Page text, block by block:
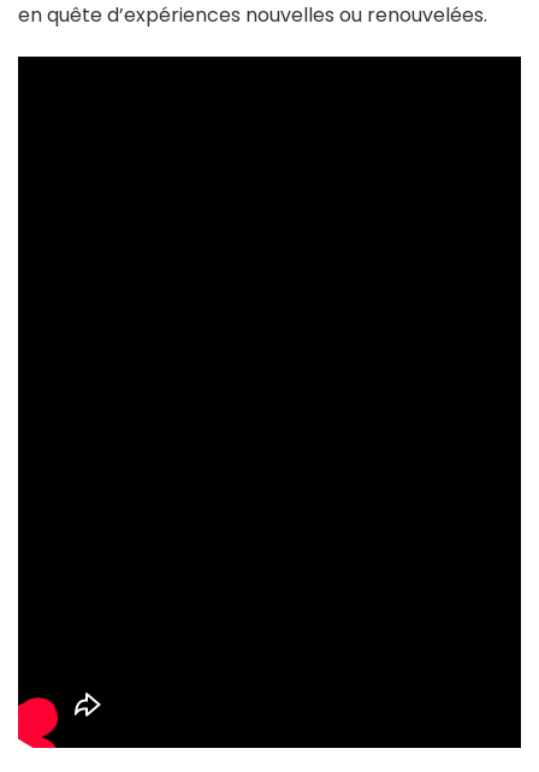
en quête d’expériences nouvelles ou renouvelées.